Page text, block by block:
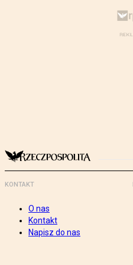
KONTAKT
O nas
Kontakt
Napisz do nas